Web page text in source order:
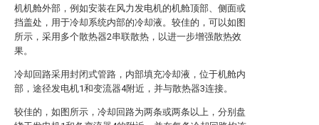
机机舱外部，例如安装在风力发电机的机舱顶部、侧面或
挡盖处，用于冷却系统内部的冷却液。较佳的，可以如图
所示，采用多个散热器2串联散热，以进一步增强散热效
果。
冷却回路采用封闭式管路，内部填充冷却液，位于机舱内
部，途径发电机1和变流器4附近，并与散热器3连接。
较佳的，如图所示，冷却回路为两条或两条以上，分别盘